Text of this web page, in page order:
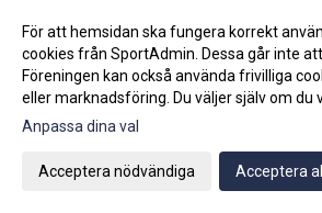
Vi välkomnar Mikael " Ragge" Ragvald till ÄFF
F17 FÖR- EM Spanien - Sverige
Sommarproffsläger 2019
För att hemsidan ska fungera korrekt
cookies från SportAdmin. Dessa går inte
Föreningen kan också använda frivilliga
eller marknadsföring. Du väljer själv om du
Anpassa dina val
Acceptera nödvändiga Acceptera